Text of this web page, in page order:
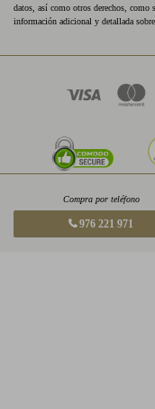
datos, así como otros derechos,
información adicional y detallada
Compra por teléfono
976 221 971